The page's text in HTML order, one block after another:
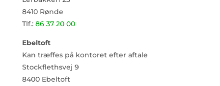
8410 Rønde
Tlf.: 86 37 20 00
Ebeltoft
Kan træffes på kontoret efter aftale
Stockflethsvej 9
8400 Ebeltoft